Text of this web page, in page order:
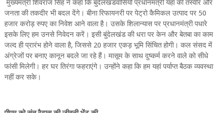
मुख्यमंत्री शिवराज सिंह ने कहा कि बुंदेलखंडवासियों प्रधानमंत्री यहां की तस्वीर और
जनता की तकदीर भी बदल देंगे। बीना रिफायनरी पर पेट्रो कैमिकल उत्पाद पर 50
हजार करोड़ रुपए का निवेश आने वाला है। उसके शिलान्यास पर प्रधानमंत्री पधारे
इसके लिए हम उनसे निवेदन करें। इसी बुंदेलखंड की धरा पर केन और बेतबा का काम
जल्द ही प्रारंभ होने वाला है, जिससे 20 हजार एकड़ भूमि सिंचित होगी। कल संसद में
अंग्रेजों पर बनाए कानून बदले जा रहे हैं। मासूम के साथ दुष्कर्म करने वाले को सीधे
फांसी मिलेगी। हर घर तिरंगा फहराएंगे। उन्होंने कहा कि हम यहां पर्याप्त बैठक व्यवस्था
नहीं कर सके।